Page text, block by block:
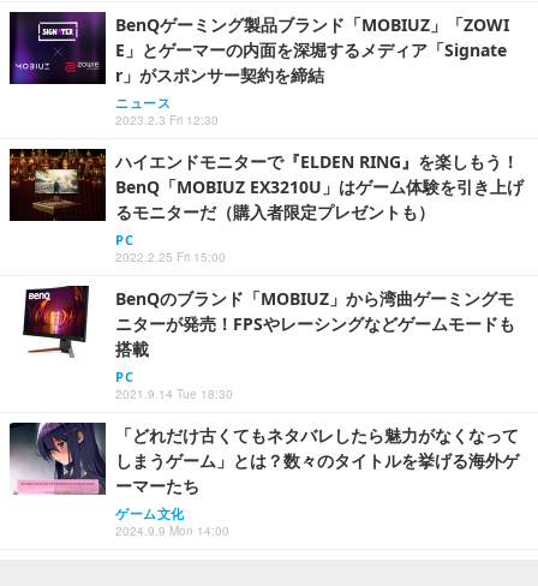
BenQゲーミング製品ブランド「MOBIUZ」「ZOWI
E」とゲーマーの内面を深堀するメディア「Signate
r」がスポンサー契約を締結
ニュース
2023.2.3 Fri 12:30
ハイエンドモニターで『ELDEN RING』を楽しもう！
BenQ「MOBIUZ EX3210U」はゲーム体験を引き上げ
るモニターだ（購入者限定プレゼントも）
PC
2022.2.25 Fri 15:00
BenQのブランド「MOBIUZ」から湾曲ゲーミングモ
ニターが発売！FPSやレーシングなどゲームモードも
搭載
PC
2021.9.14 Tue 18:30
「どれだけ古くてもネタバレしたら魅力がなくなって
しまうゲーム」とは？数々のタイトルを挙げる海外ゲ
ーマーたち
ゲーム文化
2024.9.9 Mon 14:00